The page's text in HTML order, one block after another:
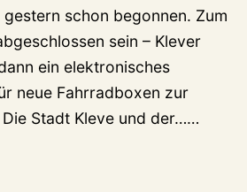
schon begonnen. Zum
sein – Klever
ein elektronisches
neue Fahrradboxen zur
Stadt Kleve und der……